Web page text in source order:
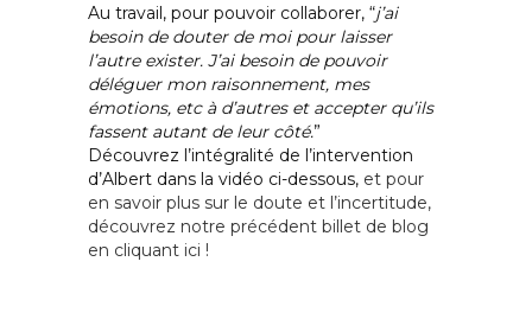
Au travail, pour pouvoir collaborer, “j’ai
besoin de douter de moi pour laisser
l’autre exister. J’ai besoin de pouvoir
déléguer mon raisonnement, mes
émotions, etc à d’autres et accepter qu’ils
fassent autant de leur côté.”
Découvrez l’intégralité de l’intervention
d’Albert dans la vidéo ci-dessous, et pour
en savoir plus sur le doute et l’incertitude,
découvrez notre précédent billet de blog
en cliquant ici !